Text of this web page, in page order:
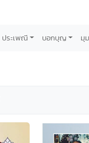
ประเพณี บอกบุญ มุ